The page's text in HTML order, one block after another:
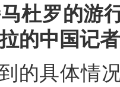
杜罗的游
的中国记
的具体情